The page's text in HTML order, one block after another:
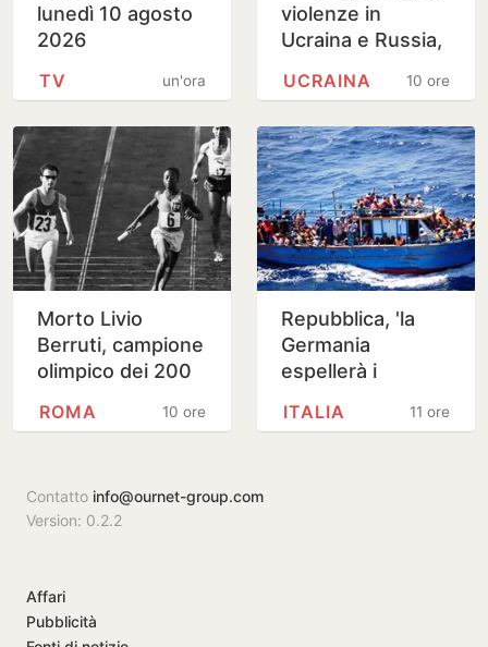
lunedì 10 agosto
2026
un'ora
TV
violenze in
Ucraina e Russia,
diplomazia' ++10 ore
UCRAINA
Morto Livio
Berruti, campione
olimpico dei 200
1960
10 ore
ROMA
Repubblica, 'la
Germania
espellerà i
l'Italia'
11 ore
ITALIA
Contatto info@ournet-group.com
Version: 0.2.2
Affari
Pubblicità